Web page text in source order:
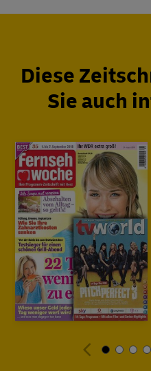
Diese
Sie auch